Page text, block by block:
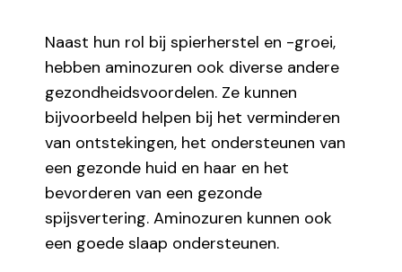
Naast hun rol bij spierherstel en -groei,
hebben aminozuren ook diverse andere
gezondheidsvoordelen. Ze kunnen
bijvoorbeeld helpen bij het verminderen
van ontstekingen, het ondersteunen van
een gezonde huid en haar en het
bevorderen van een gezonde
spijsvertering. Aminozuren kunnen ook
een goede slaap ondersteunen.